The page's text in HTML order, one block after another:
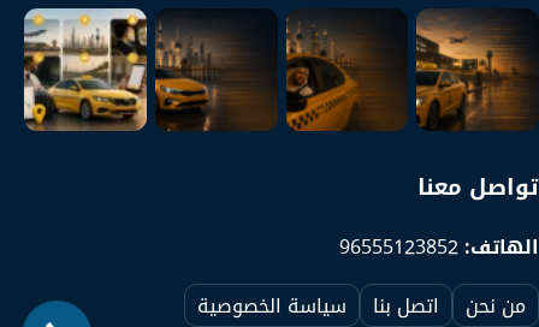
تواصل معنا
الهاتف:96555123852
من نحن
اتصل بنا سياسة الخصوصية